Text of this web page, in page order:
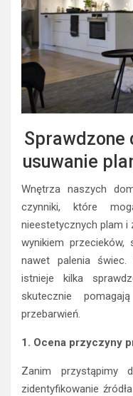
Sprawdzone
usuwanie
Wnętrza naszych
czynniki, które
nieestetycznych plam i
wynikiem przecieków,
nawet palenia świec.
istnieje kilka
skutecznie
przebarwień.
1. Ocena przyczyny
Zanim przystąpimy
zidentyfikowanie